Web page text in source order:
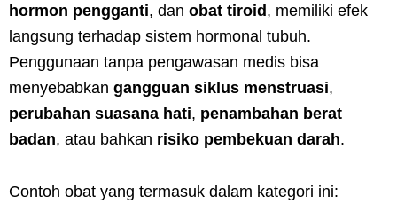
hormon pengganti, dan obat tiroid , memiliki efek
langsung terhadap sistem hormonal tubuh.
Penggunaan tanpa pengawasan medis bisa
menyebabkan gangguan siklus menstruasi,
perubahan suasana hati, penambahan berat
badan, atau bahkan risiko pembekuan darah.
Contoh obat yang termasuk dalam kategori ini: